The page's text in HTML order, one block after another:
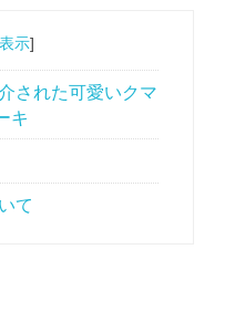
示]
された可愛いクマ
キ
て